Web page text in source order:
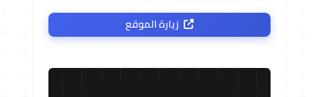
زيارة الموقع